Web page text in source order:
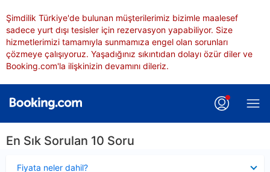
Şimdilik Türkiye'de bulunan müşterilerimiz bizimle maalesef
sadece yurt dışı tesisler için rezervasyon yapabiliyor. Size
hizmetlerimizi tamamıyla sunmamıza engel olan sorunları
çözmeye çalışıyoruz. Yaşadığınız sıkıntıdan dolayı özür diler ve
Booking.com'la ilişkinizin devamını dileriz.
En Sık Sorulan 10 Soru
Fiyata neler dahil?